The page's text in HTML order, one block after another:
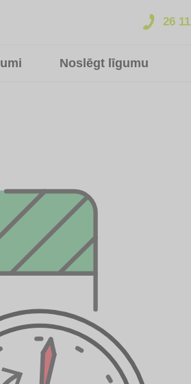
26
Noslēgt līgumu